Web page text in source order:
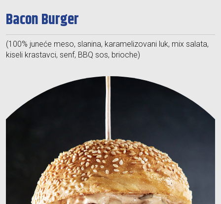
Bacon Burger
(100% juneće meso, slanina, karamelizovani luk, mix salata,
kiseli krastavci, senf, BBQ sos, brioche)